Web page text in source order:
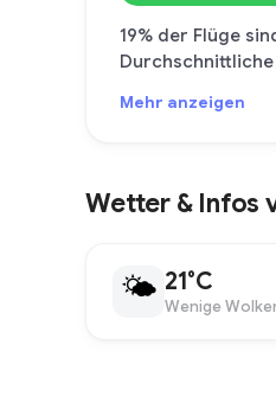
19% der Flüge
Durchschnittliche
Mehr anzeigen
Wetter & Infos
🌤 21°C
Wenige